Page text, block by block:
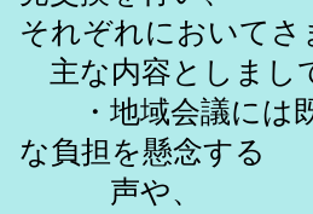
それぞれにおいて
主な内容としまし
・地域会議には既
な負担を懸念する
声や、